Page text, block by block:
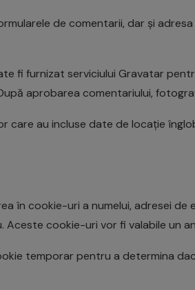
de comentarii, dar și
fi furnizat serviciului Gravatar
aprobarea comentariului,
care au incluse date de locație
cookie-uri a numelui, adresei de
cookie-uri vor fi valabile un
temporar pentru a determina